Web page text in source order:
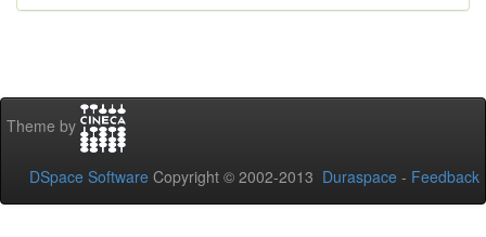
Theme by
DSpace Software Copyright © 2002-2013 Duraspace - Feedback